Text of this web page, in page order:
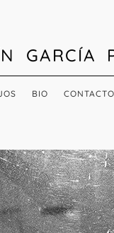
GARCÍA
BIO CONTACTO